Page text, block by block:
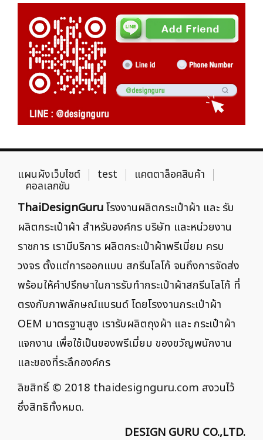
แผนผังเว็บไซต์ test แคตตาล็อคสินค้า
คอลเลกชัน
ThaiDesignGuruโรงงานผลิตกระเป๋าผ้า และ รับ
ผลิตกระเป๋าผ้า สำหรับองค์กร บริษัท และหน่วยงาน
ราชการ เรามีบริการ ผลิตกระเป๋าผ้าพรีเมี่ยม ครบ
วงจร ตั้งแต่การออกแบบ สกรีนโลโก้ จนถึงการจัดส่ง
พร้อมให้คำปรึกษาในการรับทำกระเป๋าผ้าสกรีนโลโก้ ที่
ตรงกับภาพลักษณ์แบรนด์ โดยโรงงานกระเป๋าผ้า
OEM มาตรฐานสูง เรารับผลิตถุงผ้า และ กระเป๋าผ้า
แจกงาน เพื่อใช้เป็นของพรีเมี่ยม ของขวัญพนักงาน
และของที่ระลึกองค์กร
ลิขสิทธิ์ © 2018 thaidesignguru.com สงวนไว้
ซึ่งสิทธิทั้งหมด.
DESIGN GURU CO.,LTD.